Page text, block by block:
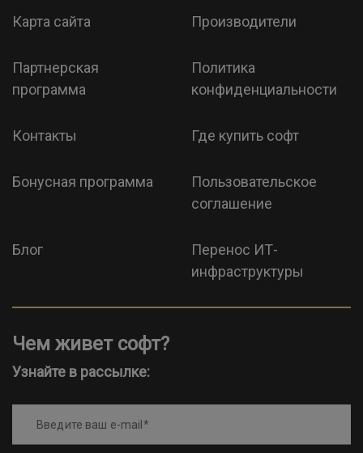
Карта сайта Производители
Партнерская
программа
Политика
конфиденциальности
Контакты Где купить софт
Бонусная программа
Пользовательское
соглашение
Блог
Перенос ИТ-
инфраструктуры
Чем живет софт?
Узнайте в рассылке:
Введите ваш e-mail